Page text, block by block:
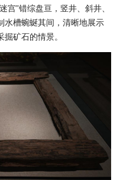
”错综盘亘，竖井、斜井、
水槽蜿蜒其间，清晰地展示
矿石的情景。